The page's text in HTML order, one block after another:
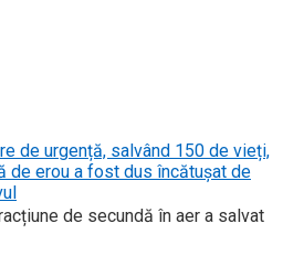
de urgență, salvând 150 de vieți,
de erou a fost dus încătușat de
de secundă în aer a salvat